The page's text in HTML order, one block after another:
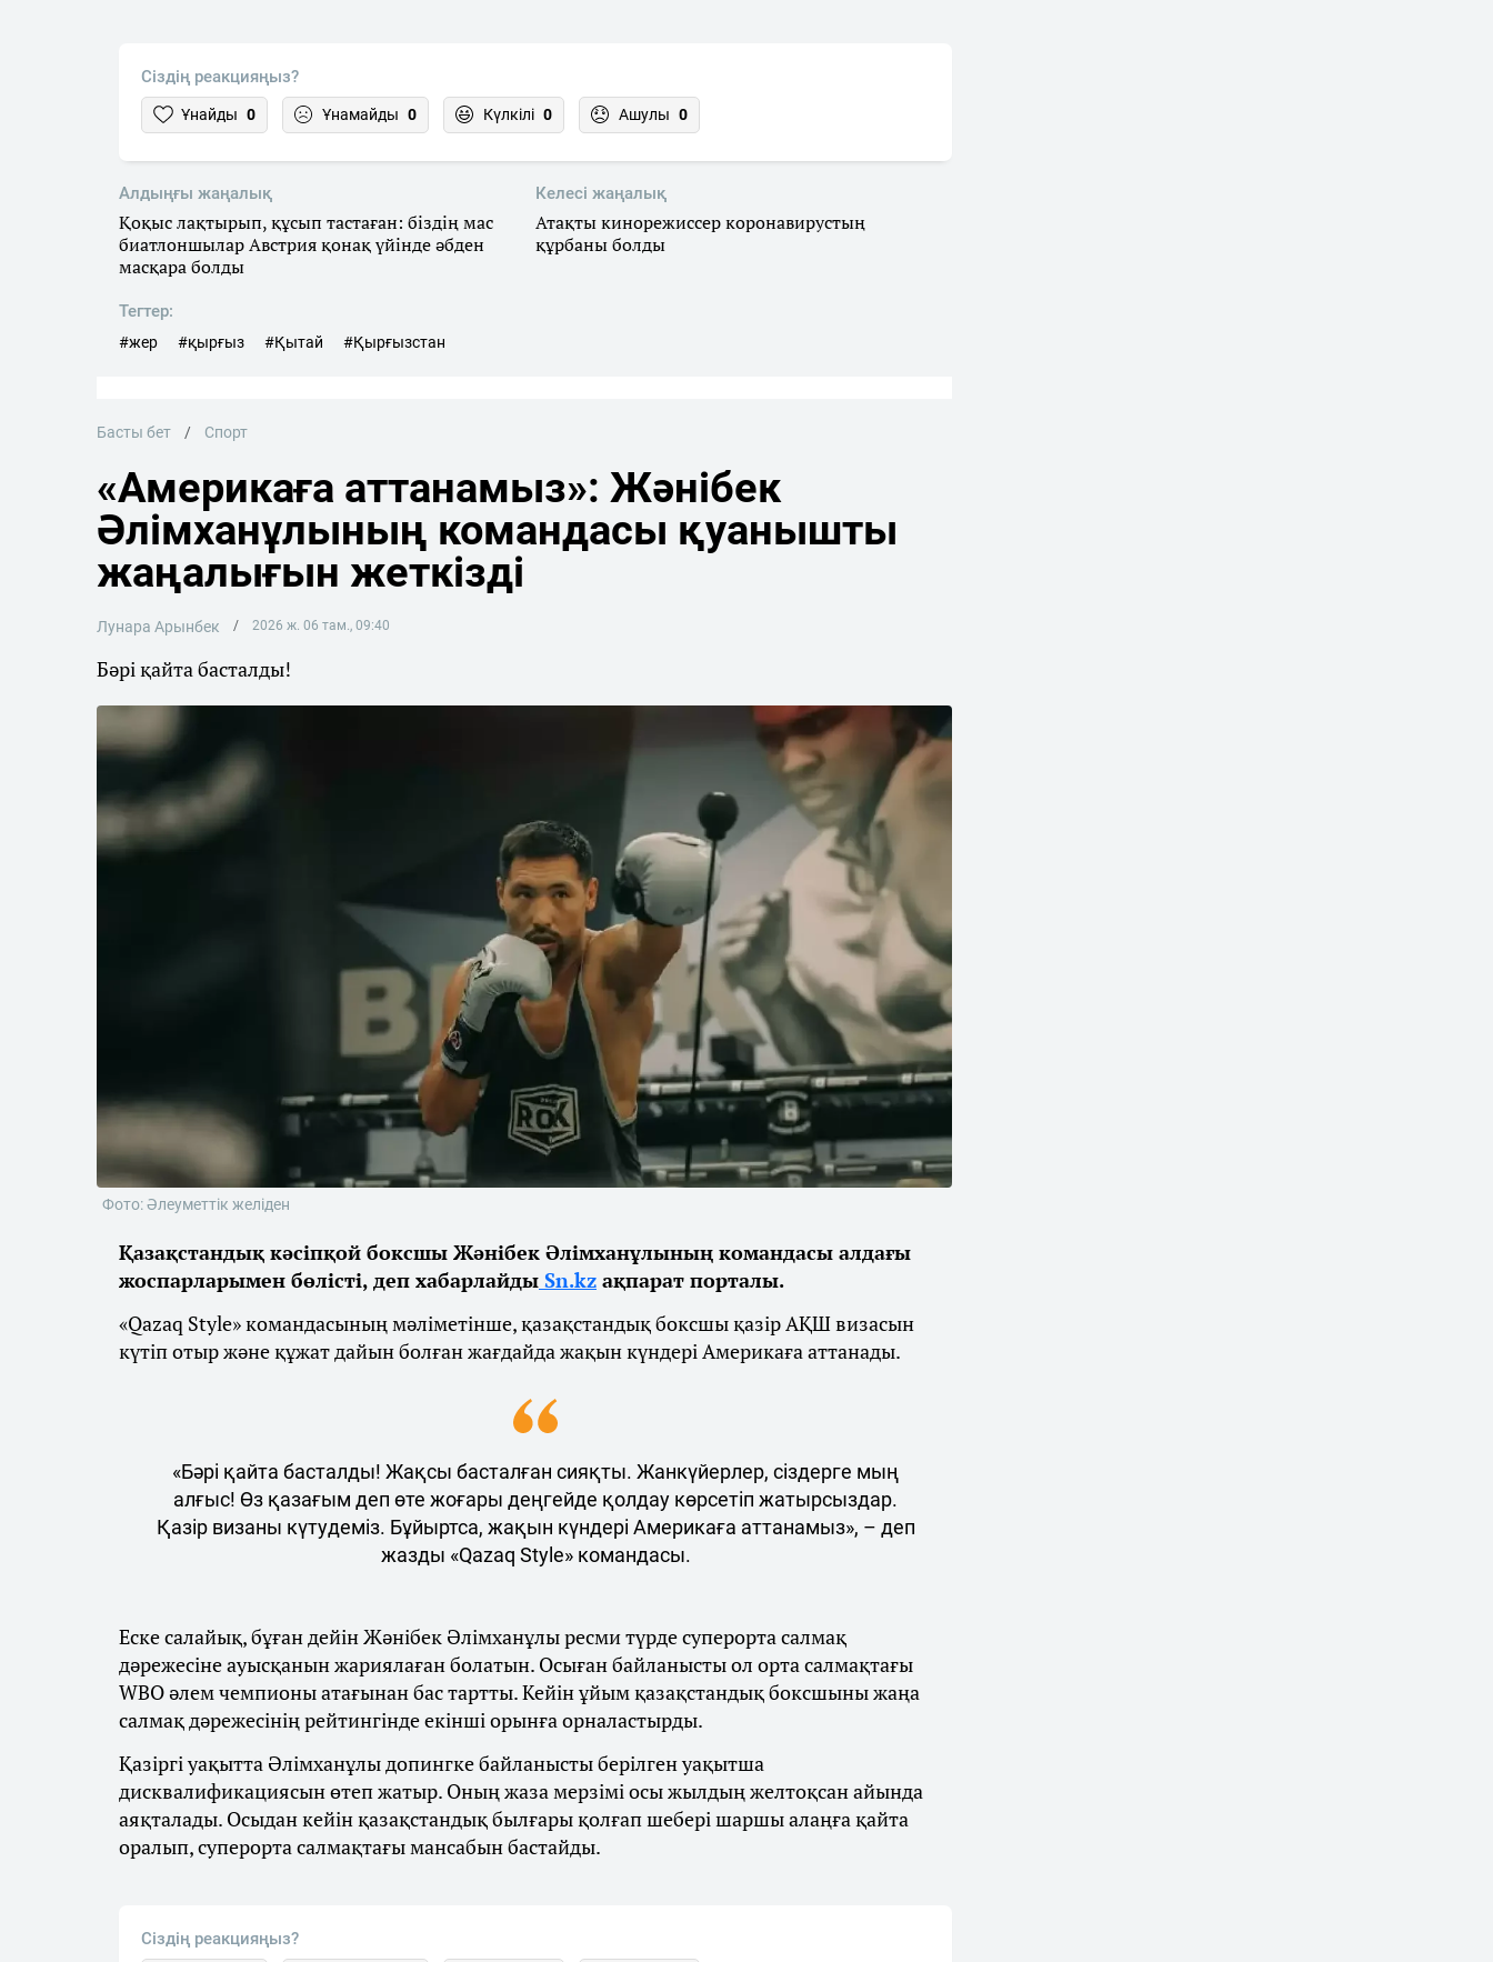
Сіздің реакцияңыз?
Ұнайды 0 Ұнамайды 0 Күлкілі 0 Ашулы 0
Алдыңғы жаңалық
Қоқыс лақтырып, құсып тастаған: біздің мас
биатлоншылар Австрия қонақ үйінде әбден
масқара болды
Келесі жаңалық
Атақты кинорежиссер коронавирустың
құрбаны болды
Тегтер:
#жер #қырғыз #Қытай #Қырғызстан
Басты бет Спорт
«Америкаға аттанамыз»: Жәнібек
Әлімханұлының командасы қуанышты
жаңалығын жеткізді
Лунара Арынбек 2026 ж. 06 там., 09:40
Бәрі қайта басталды!
Фото: Әлеуметтік желіден
Қазақстандық кәсіпқой боксшы Жәнібек Әлімханұлының командасы алдағы
жоспарларымен бөлісті, деп хабарлайды Sn.kz ақпарат порталы.
«Qazaq Style» командасының мәліметінше, қазақстандық боксшы қазір АҚШ визасын
күтіп отыр және құжат дайын болған жағдайда жақын күндері Америкаға аттанады.
«Бәрі қайта басталды! Жақсы басталған сияқты. Жанкүйерлер, сіздерге мың
алғыс! Өз қазағым деп өте жоғары деңгейде қолдау көрсетіп жатырсыздар.
Қазір визаны күтудеміз. Бұйыртса, жақын күндері Америкаға аттанамыз», – деп
жазды «Qazaq Style» командасы.
Еске салайық, бұған дейін Жәнібек Әлімханұлы ресми түрде суперорта салмақ
дәрежесіне ауысқанын жариялаған болатын. Осыған байланысты ол орта салмақтағы
WBO әлем чемпионы атағынан бас тартты. Кейін ұйым қазақстандық боксшыны жаңа
салмақ дәрежесінің рейтингінде екінші орынға орналастырды.
Қазіргі уақытта Әлімханұлы допингке байланысты берілген уақытша
дисквалификациясын өтеп жатыр. Оның жаза мерзімі осы жылдың желтоқсан айында
аяқталады. Осыдан кейін қазақстандық былғары қолғап шебері шаршы алаңға қайта
оралып, суперорта салмақтағы мансабын бастайды.
Сіздің реакцияңыз?